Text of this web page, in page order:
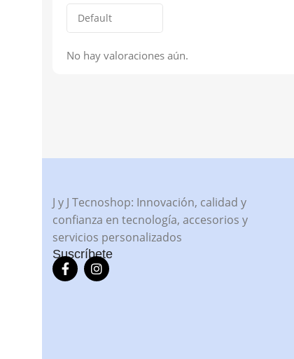
No hay valoraciones aún.
J y J Tecnoshop: Innovación, calidad y
confianza en tecnología, accesorios y
servicios personalizados
Suscríbete